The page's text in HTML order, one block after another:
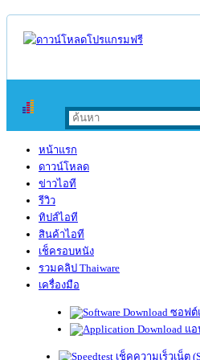
หน้าแรก
ดาวน์โหลด
ข่าวไอที
รีวิว
ทิปส์ไอที
สินค้าไอที
เช็ครอบหนัง
รวมคลิป Thaiware
เครื่องมือ
ซอฟต์
แ
เช็คความเร็วเน็ต